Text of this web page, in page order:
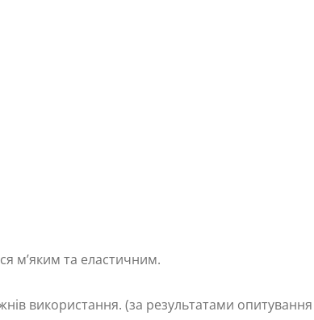
м’яким та еластичним.
використання. (за результатами